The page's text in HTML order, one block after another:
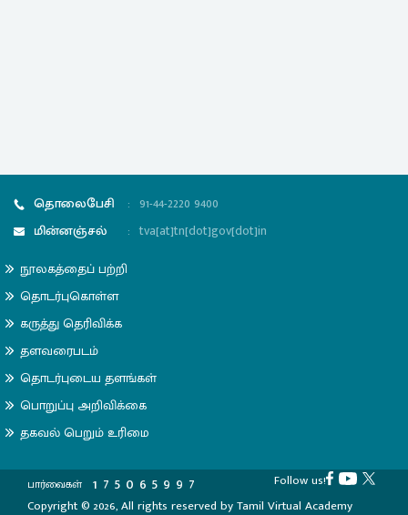
தொலைபேசி : 91-44-2220 9400
மின்னஞ்சல்
: tva[at]tn[dot]gov[dot]in
நூலகத்தைப் பற்றி
தொடர்புகொள்ள
கருத்து தெரிவிக்க
தளவரைபடம்
தொடர்புடைய தளங்கள்
பொறுப்பு அறிவிக்கை
தகவல் பெறும் உரிமை
பார்வைகள் 1 7 5 0 6 5 9 9 7
Follow us!
Copyright © 2026, All rights reserved by Tamil Virtual Academy